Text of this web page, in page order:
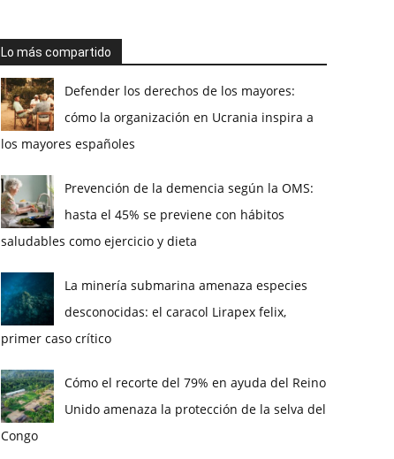
Lo más compartido
Defender los derechos de los mayores:
cómo la organización en Ucrania inspira a
los mayores españoles
Prevención de la demencia según la OMS:
hasta el 45% se previene con hábitos
saludables como ejercicio y dieta
La minería submarina amenaza especies
desconocidas: el caracol Lirapex felix,
primer caso crítico
Cómo el recorte del 79% en ayuda del Reino
Unido amenaza la protección de la selva del
Congo